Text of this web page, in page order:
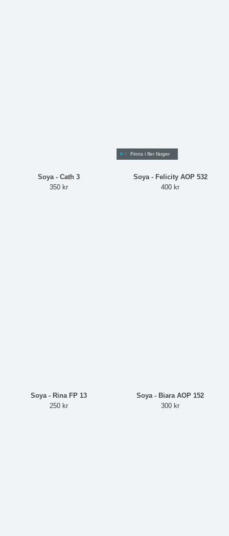
Soya - Cath 3
350 kr
Finns i fler färger
Soya - Felicity AOP 532
400 kr
Soya - Rina FP 13
250 kr
Soya - Biara AOP 152
300 kr